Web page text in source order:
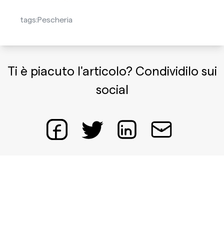
tags:Pescheria
Ti è piacuto l'articolo? Condividilo sui
social